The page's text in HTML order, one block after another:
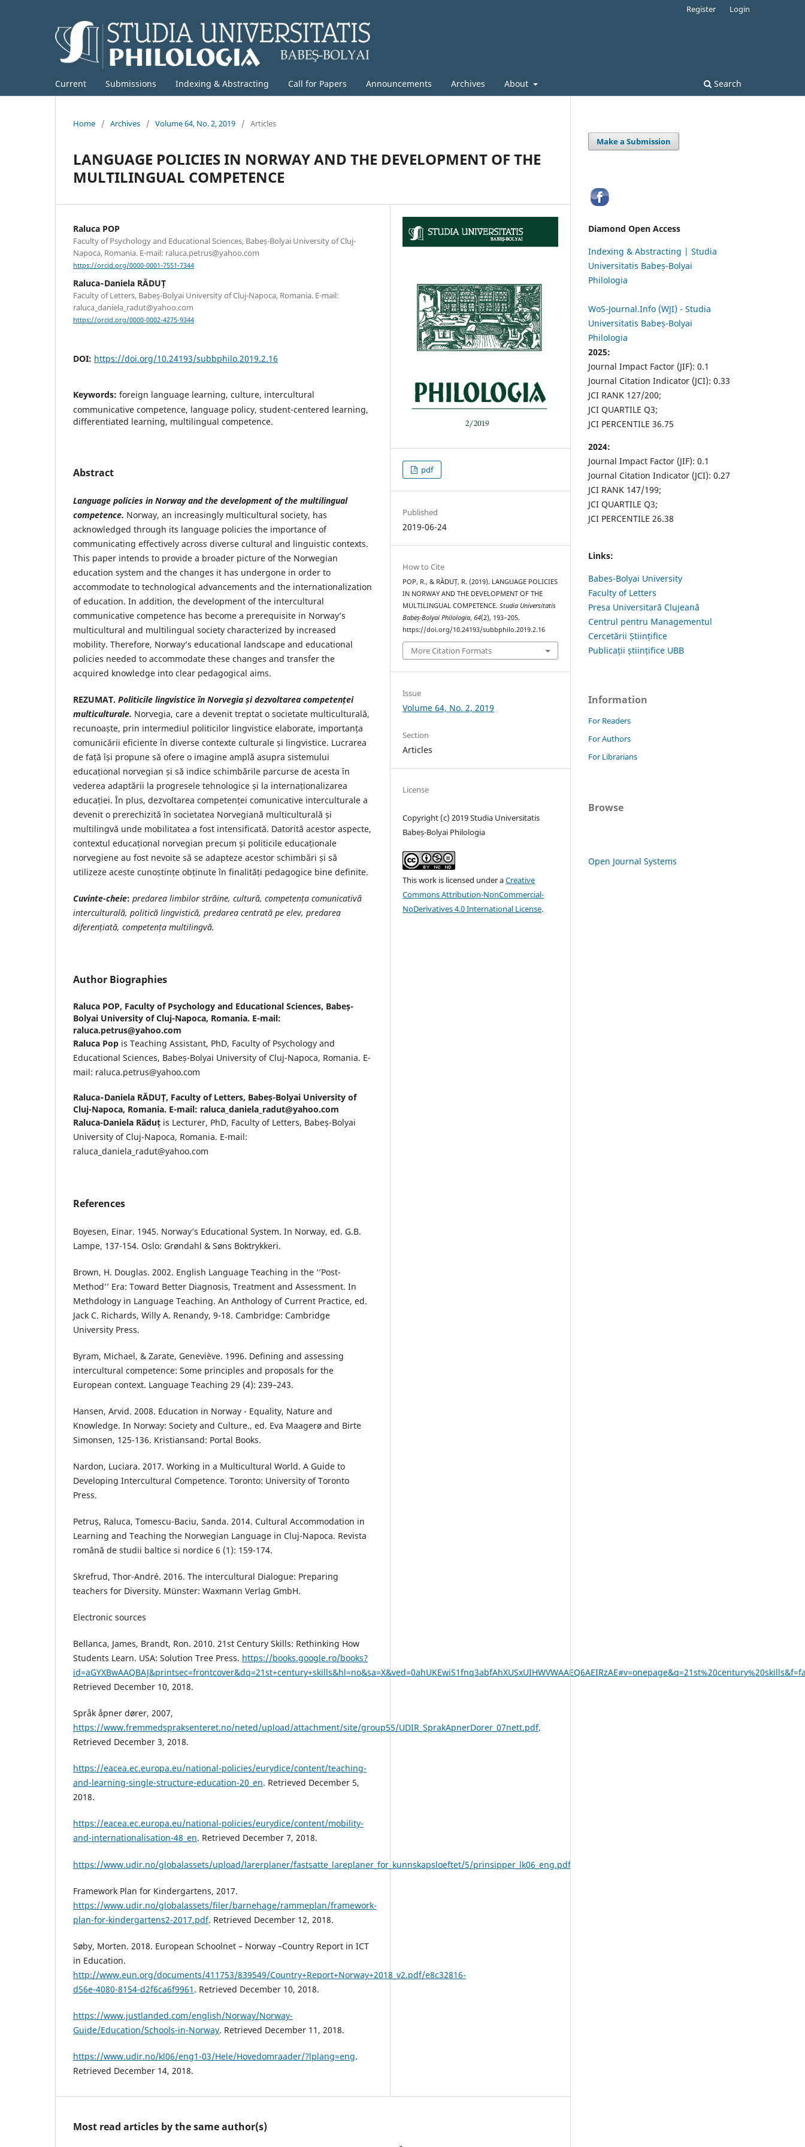
Current Submissions Indexing & Abstracting Call for Papers Announcements Archives About Search
Register Login
Home / Archives / Volume 64, No. 2, 2019 / Articles
LANGUAGE POLICIES IN NORWAY AND THE DEVELOPMENT OF THE
MULTILINGUAL COMPETENCE
Raluca POP
Faculty of Psychology and Educational Sciences, Babeș-Bolyai University of Cluj-
Napoca, Romania. E-mail: raluca.petrus@yahoo.com
https://orcid.org/0000-0001-7551-7344
Raluca‐Daniela RĂDUȚ
Faculty of Letters, Babeș-Bolyai University of Cluj-Napoca, Romania. E-mail:
raluca_daniela_radut@yahoo.com
https://orcid.org/0000-0002-4275-9344
DOI: https://doi.org/10.24193/subbphilo.2019.2.16
Keywords: foreign language learning, culture, intercultural
communicative competence, language policy, student-centered learning,
differentiated learning, multilingual competence.
Abstract
Language policies in Norway and the development ofthe multilingual
competence. Norway, an increasingly multicultural society, has
acknowledged through its language policies the importance of
communicating effectively across diverse cultural and linguistic contexts.
This paper intends to provide a broader picture of the Norwegian
education system and the changes it has undergone in order to
accommodate to technological advancements and the internationalization
of education. In addition, the development of the intercultural
communicative competence has become a prerequisite in Norway’s
multicultural and multilingual society characterized by increased
mobility. Therefore, Norway’s educational landscape and educational
policies needed to accommodate these changes and transfer the
acquired knowledge into clear pedagogical aims.
REZUMAT. Politicile lingvistice în Norvegia și dezvoltarea competenței
multiculturale. Norvegia, care a devenit treptat o societate multiculturală,
recunoaște, prin intermediul politicilor lingvistice elaborate, importanța
comunicării eficiente în diverse contexte culturale și lingvistice. Lucrarea
de față își propune să ofere o imagine amplă asupra sistemului
educațional norvegian și să indice schimbările parcurse de acesta în
vederea adaptării la progresele tehnologice și la internaționalizarea
educației. În plus, dezvoltarea competenței comunicative interculturale a
devenit o prerechizită în societatea Norvegiană multiculturală și
multilingvă unde mobilitatea a fost intensificată. Datorită acestor aspecte,
contextul educațional norvegian precum și politicile educaționale
norvegiene au fost nevoite să se adapteze acestor schimbări și să
utilizeze aceste cunoștințe obținute în finalități pedagogice bine definite.
Cuvinte-cheie: predarea limbilor străine, cultură, competența comunicativă
interculturală, politică lingvistică, predarea centrată pe elev, predarea
diferențiată, competența multilingvă.
Author Biographies
Raluca POP, Faculty of Psychology and Educational Sciences, Babeș-
Bolyai University of Cluj-Napoca, Romania. E-mail:
raluca.petrus@yahoo.com
Raluca Pop is Teaching Assistant, PhD, Faculty of Psychology and
Educational Sciences, Babeș-Bolyai University of Cluj-Napoca, Romania. E-
mail: raluca.petrus@yahoo.com
Raluca‐Daniela RĂDUȚ, Faculty of Letters, Babeș-Bolyai University of
Cluj-Napoca, Romania. E-mail: raluca_daniela_radut@yahoo.com
Raluca-Daniela Răduț is Lecturer, PhD, Faculty of Letters, Babeș-Bolyai
University of Cluj-Napoca, Romania. E-mail:
raluca_daniela_radut@yahoo.com
References
Boyesen, Einar. 1945. Norway’s Educational System. In Norway, ed. G.B.
Lampe, 137-154. Oslo: Grøndahl & Søns Boktrykkeri.
Brown, H. Douglas. 2002. English Language Teaching in the ‘’Post-
Method’’ Era: Toward Better Diagnosis, Treatment and Assessment. In
Methdology in Language Teaching. An Anthology of Current Practice, ed.
Jack C. Richards, Willy A. Renandy, 9-18. Cambridge: Cambridge
University Press.
Byram, Michael, & Zarate, Geneviève. 1996. Defining and assessing
intercultural competence: Some principles and proposals for the
European context. Language Teaching 29 (4): 239–243.
Hansen, Arvid. 2008. Education in Norway - Equality, Nature and
Knowledge. In Norway: Society and Culture., ed. Eva Maagerø and Birte
Simonsen, 125-136. Kristiansand: Portal Books.
Nardon, Luciara. 2017. Working in a Multicultural World. A Guide to
Developing Intercultural Competence. Toronto: University of Toronto
Press.
Petruș, Raluca, Tomescu-Baciu, Sanda. 2014. Cultural Accommodation in
Learning and Teaching the Norwegian Language in Cluj-Napoca. Revista
română de studii baltice si nordice 6 (1): 159-174.
Skrefrud, Thor-André. 2016. The intercultural Dialogue: Preparing
teachers for Diversity. Münster: Waxmann Verlag GmbH.
Electronic sources
Bellanca, James, Brandt, Ron. 2010. 21st Century Skills: Rethinking How
Students Learn. USA: Solution Tree Press. https://books.google.ro/books?
Retrieved December 10, 2018.
Språk åpner dører, 2007,
https://www.fremmedspraksenteret.no/neted/upload/attachment/site/group55/UDIR_SprakApnerDorer_07nett.pdf.
Retrieved December 3, 2018.
https://eacea.ec.europa.eu/national-policies/eurydice/content/teaching-
and-learning-single-structure-education-20_en. Retrieved December 5,
2018.
https://eacea.ec.europa.eu/national-policies/eurydice/content/mobility-
and-internationalisation-48_en. Retrieved December 7, 2018.
https://www.udir.no/globalassets/upload/larerplaner/fastsatte_lareplaner_for_kunnskapsloeftet/5/prinsipper_lk06_eng.pdf
Framework Plan for Kindergartens, 2017.
https://www.udir.no/globalassets/filer/barnehage/rammeplan/framework-
plan-for-kindergartens2-2017.pdf. Retrieved December 12, 2018.
Søby, Morten. 2018. European Schoolnet – Norway –Country Report in ICT
in Education.
http://www.eun.org/documents/411753/839549/Country+Report+Norway+2018_v2.pdf/e8c32816-
d56e-4080-8154-d2f6ca6f9961 . Retrieved December 10, 2018.
https://www.justlanded.com/english/Norway/Norway-
Guide/Education/Schools-in-Norway. Retrieved December 11, 2018.
https://www.udir.no/kl06/eng1-03/Hele/Hovedomraader/?lplang=eng.
Retrieved December 14, 2018.
pdf
Published
2019-06-24
How to Cite
POP, R., & RĂDUȚ, R. (2019). LANGUAGE POLICIES
IN NORWAY AND THE DEVELOPMENT OF THE
MULTILINGUAL COMPETENCE.Studia Universitatis
Babeș-Bolyai Philologia,64(2), 193–205.
https://doi.org/10.24193/subbphilo.2019.2.16
More Citation Formats
Issue
Volume 64, No. 2, 2019
Section
Articles
License
Copyright (c) 2019 Studia Universitatis
Babeș-Bolyai Philologia
This work is licensed under aCreative
Commons Attribution-NonCommercial-
NoDerivatives 4.0 International License.
Most read articles by the same author(s)
Make a Submission
Diamond Open Access
Indexing & Abstracting | Studia
Universitatis Babeș-Bolyai
Philologia
WoS-Journal.Info (WJI) - Studia
Universitatis Babeș-Bolyai
Philologia
2025:
Journal Impact Factor (JIF): 0.1
Journal Citation Indicator (JCI): 0.33
JCI RANK 127/200;
JCI QUARTILE Q3;
JCI PERCENTILE 36.75
2024:
Journal Impact Factor (JIF): 0.1
Journal Citation Indicator (JCI): 0.27
JCI RANK 147/199;
JCI QUARTILE Q3;
JCI PERCENTILE 26.38
Links:
Babes-Bolyai University
Faculty of Letters
Presa Universitară Clujeană
Centrul pentru Managementul
Cercetării Științifice
Publicații științifice UBB
Information
For Readers
For Authors
For Librarians
Browse
Open Journal Systems